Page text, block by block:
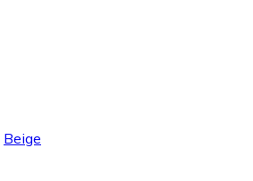
Beige